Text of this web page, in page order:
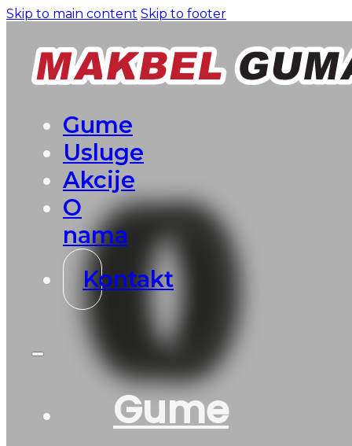
Skip to main content Skip to footer
Gume
Usluge
Akcije
O
nama
Kontakt
Gume